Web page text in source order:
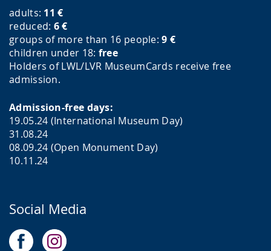
adults: 11 €
reduced: 6€
groups of more than 16 people:9 €
children under 18: free
Holders of LWL/LVR MuseumCards receive free
admission.
Admission-free days:
19.05.24 (International Museum Day)
31.08.24
08.09.24 (Open Monument Day)
10.11.24
Social Media